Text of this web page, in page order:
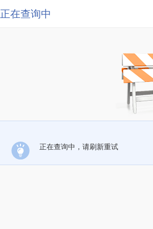
正在查询中
正在查询中，请刷新重试